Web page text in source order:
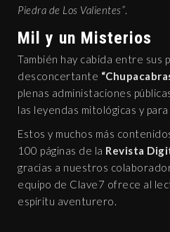
Piedra de Los Valientes”.
Mil y un Misterios
También hay cabida entre sus
desconcertante
plenas administaciones
las leyendas mitológicas y
Estos y muchos más
100 páginas de la Revista
gracias a nuestros
equipo de Clave7 ofrece al
espíritu aventurero.